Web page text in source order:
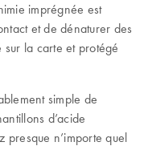
imprégnée est
et de dénaturer des
sur la carte et protégé
simple de
d’acide
presque n’importe quel